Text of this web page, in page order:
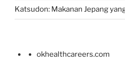
Katsudon: Makanan Jepang
okhealthcareers.com